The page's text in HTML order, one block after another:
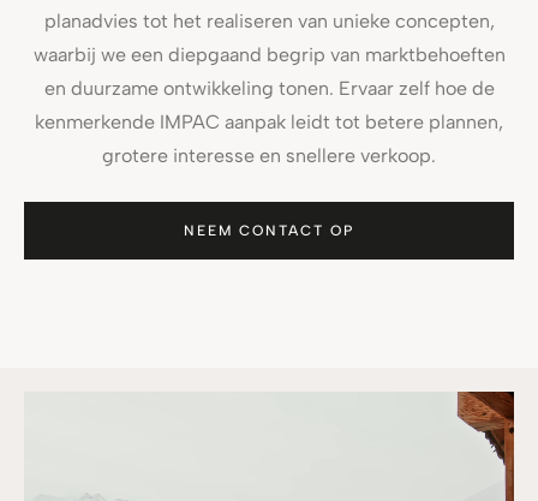
planadvies tot het realiseren van unieke concepten,
waarbij we een diepgaand begrip van marktbehoeften
en duurzame ontwikkeling tonen. Ervaar zelf hoe de
kenmerkende IMPAC aanpak leidt tot betere plannen,
grotere interesse en snellere verkoop.
NEEM CONTACT OP